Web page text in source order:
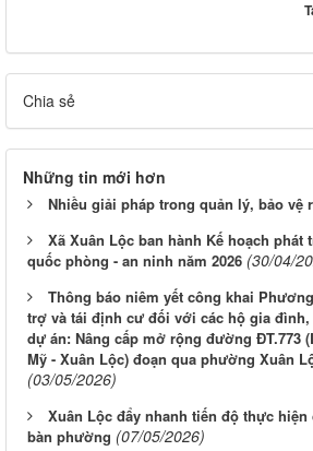
Chia sẻ
Những tin mới hơn
Nhiều giải pháp trong quản lý, bảo vệ
Xã Xuân Lộc ban hành Kế hoạch phát
quốc phòng - an ninh năm 2026 (30/04/
Thông báo niêm yết công khai
trợ và tái định cư đối với các hộ gia
dự án: Nâng cấp mở rộng đường ĐT.773
Mỹ - Xuân Lộc) đoạn qua phường Xuân
(03/05/2026)
Xuân Lộc đẩy nhanh tiến độ thực
bàn phường (07/05/2026)